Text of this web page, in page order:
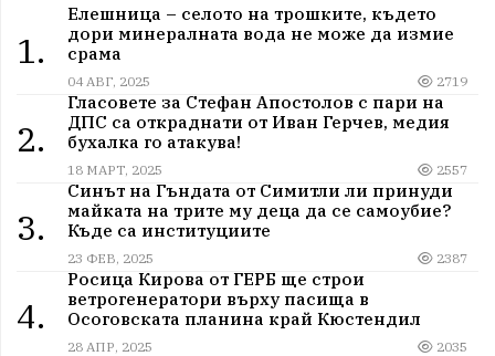
1.
Елешница – селото на трошките, където
дори минералната вода не може да измие
срама
04 АВГ, 2025 2719
2.
Гласовете за Стефан Апостолов с пари на
ДПС са откраднати от Иван Герчев, медия
бухалка го атакува!
18 МАРТ, 2025 2557
3.
Синът на Гъндата от Симитли ли принуди
майката на трите му деца да се самоубие?
Къде са институциите
23 ФЕВ, 2025 2387
4.
Росица Кирова от ГЕРБ ще строи
ветрогенератори върху пасища в
Осоговската планина край Кюстендил
28 АПР, 2025 2035